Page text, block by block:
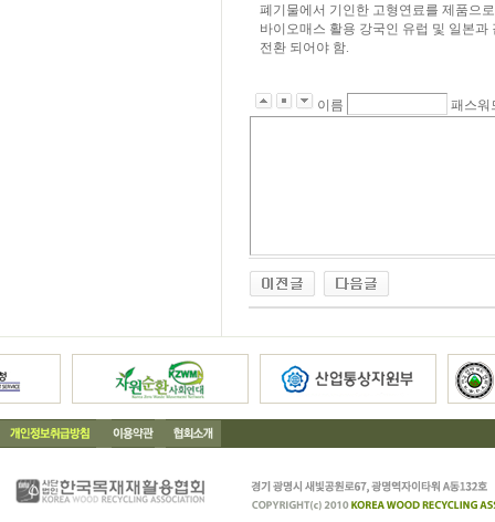
폐기물에서 기인한 고형연료를 제품으
바이오매스 활용 강국인 유럽 및 일본
전환 되어야 함.
이름 패스